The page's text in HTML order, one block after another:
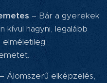
– Bár a gyerekek
kívül hagyni, legalább
elméletileg
– Álomszerű elképzelés,